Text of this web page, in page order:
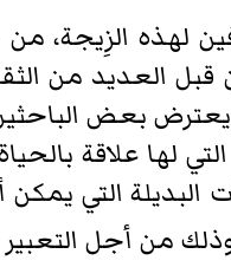
لهذه الزِيجة،
قبل العديد من
يعترض بعض
علاقة
البديلة التي
وذلك من أجل